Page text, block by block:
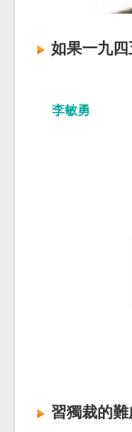
如果一九
李敏勇
習獨裁的